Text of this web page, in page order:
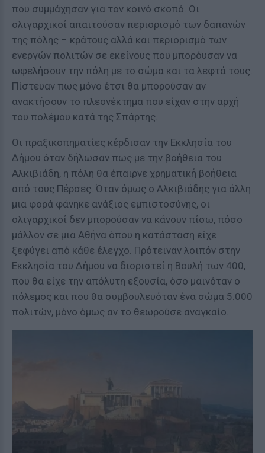
που συμμάχησαν για τον κοινό σκοπό. Οι
ολιγαρχικοί απαιτούσαν περιορισμό των δαπανών
της πόλης – κράτους αλλά και περιορισμό των
ενεργών πολιτών σε εκείνους που μπορόυσαν να
ωφελήσουν την πόλη με το σώμα και τα λεφτά τους.
Πίστευαν πως μόνο έτσι θα μπορούσαν αν
ανακτήσουν το πλεονέκτημα που είχαν στην αρχή
του πολέμου κατά της Σπάρτης.
Οι πραξικοπηματίες κέρδισαν την Εκκλησία του
Δήμου όταν δήλωσαν πως με την βοήθεια του
Αλκιβιάδη, η πόλη θα έπαιρνε χρηματική βοήθεια
από τους Πέρσες. Όταν όμως ο Αλκιβιάδης για άλλη
μια φορά φάνηκε ανάξιος εμπιστοσύνης, οι
ολιγαρχικοί δεν μπορούσαν να κάνουν πίσω, πόσο
μάλλον σε μια Αθήνα όπου η κατάσταση είχε
ξεφύγει από κάθε έλεγχο. Πρότειναν λοιπόν στην
Εκκλησία του Δήμου να διοριστεί η Βουλή των 400,
που θα είχε την απόλυτη εξουσία, όσο μαινόταν ο
πόλεμος και που θα συμβουλευόταν ένα σώμα 5.000
πολιτών, μόνο όμως αν το θεωρούσε αναγκαίο.